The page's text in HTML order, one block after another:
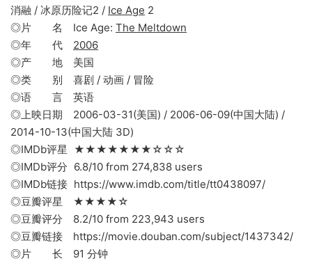
消融 / 冰原历险记2 / Ice Age 2
◎片 名 Ice Age: The Meltdown
◎年 代 2006
◎产 地 美国
◎类 别 喜剧 / 动画 / 冒险
◎语 言 英语
◎上映日期 2006-03-31(美国) / 2006-06-09(中国大陆) /
2014-10-13(中国大陆 3D)
◎IMDb评星 ★★★★★★★☆☆☆
◎IMDb评分 6.8/10 from 274,838 users
◎IMDb链接 https://www.imdb.com/title/tt0438097/
◎豆瓣评星 ★★★★☆
◎豆瓣评分 8.2/10 from 223,943 users
◎豆瓣链接 https://movie.douban.com/subject/1437342/
◎片 长 91 分钟